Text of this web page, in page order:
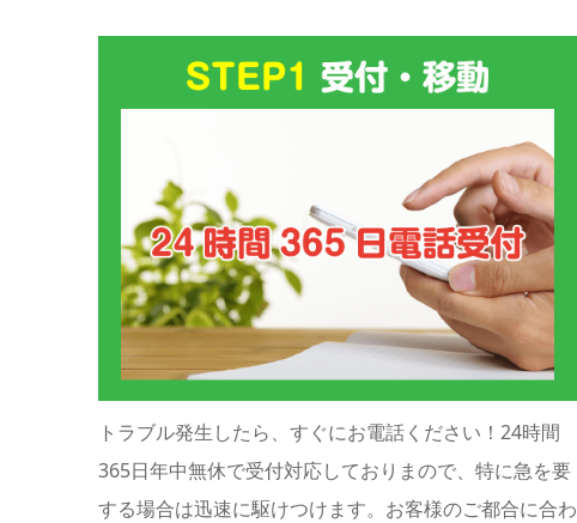
トラブル発生したら、すぐにお電話ください！24時間
365日年中無休で受付対応しておりまので、特に急を要
する場合は迅速に駆けつけます。お客様のご都合に合わ